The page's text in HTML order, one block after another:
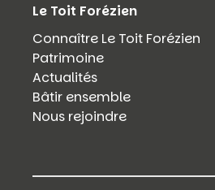
Le Toit Forézien
Connaître Le Toit Forézien
Patrimoine
Actualités
Bâtir ensemble
Nous rejoindre